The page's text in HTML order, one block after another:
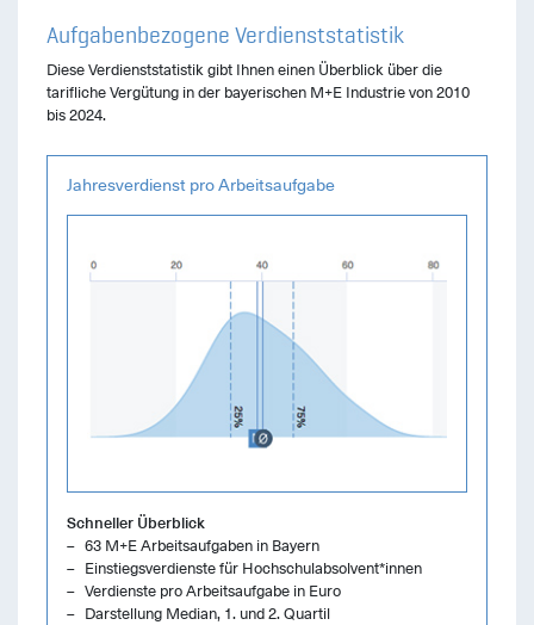
Aufgabenbezogene Verdienststatistik
Diese Verdienststatistik gibt Ihnen einen Überblick über die
tarifliche Vergütung in der bayerischen M+E Industrie von 2010
bis 2024.
Jahresverdienst pro Arbeitsaufgabe
Schneller Überblick
63 M+E Arbeitsaufgaben in Bayern
Einstiegsverdienste für Hochschulabsolvent*innen
Verdienste pro Arbeitsaufgabe in Euro
Darstellung Median, 1. und 2. Quartil